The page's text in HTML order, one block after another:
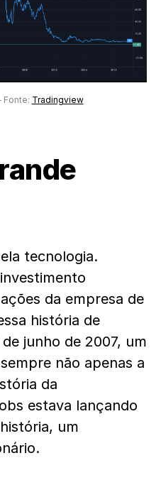
Fonte: Tradingview
tecnologia.
da empresa de
história de
junho de 2007, um
não apenas a
da
estava lançando
um